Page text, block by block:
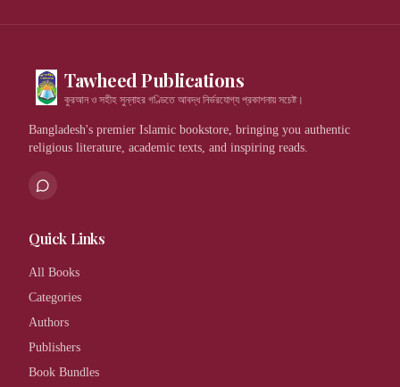
Tawheed Publications
কুরআন ও সহীহ সুন্নাহর গণ্ডিতে আবদ্ধ নির্ভরযোগ্য প্রকাশনায় সচেষ্ট।
Bangladesh's premier Islamic bookstore, bringing you authentic
religious literature, academic texts, and inspiring reads.
Quick Links
All Books
Categories
Authors
Publishers
Book Bundles